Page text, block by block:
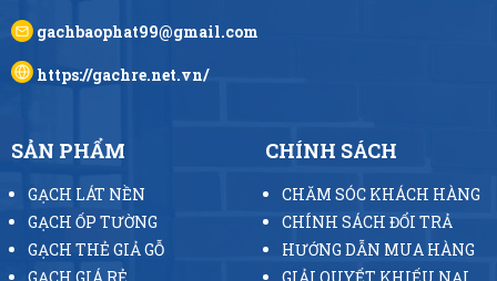
gachbaophat99@gmail.com
https://gachre.net.vn/
SẢN PHẨM
GẠCH LÁT NỀN
GẠCH ỐP TƯỜNG
GẠCH THẺ GIẢ GỖ
CHÍNH SÁCH
CHĂM SÓC KHÁCH HÀNG
CHÍNH SÁCH ĐỔI TRẢ
HƯỚNG DẪN MUA HÀNG